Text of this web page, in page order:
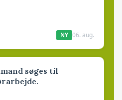
NY 06. aug.
søges til